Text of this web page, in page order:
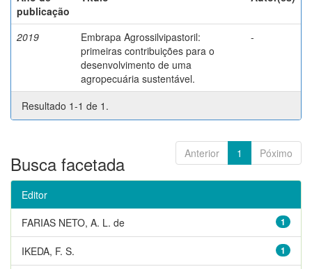
publicação
2019
Embrapa Agrossilvipastoril:
primeiras contribuições para o
desenvolvimento de uma
agropecuária sustentável.
-
Resultado 1-1 de 1.
Anterior 1 Póximo
Busca facetada
Editor
1
FARIAS NETO, A. L. de
1
IKEDA, F. S.